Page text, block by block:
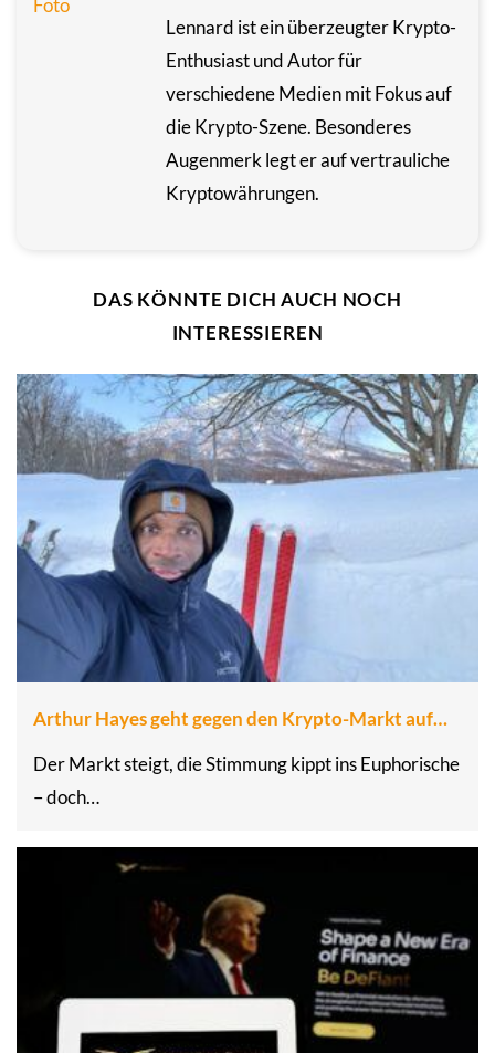
Lennard ist ein überzeugter Krypto-
Enthusiast und Autor für
verschiedene Medien mit Fokus auf
die Krypto-Szene. Besonderes
Augenmerk legt er auf vertrauliche
Kryptowährungen.
DAS KÖNNTE DICH AUCH NOCH
INTERESSIEREN
Arthur Hayes geht gegen den Krypto-Markt auf…
Der Markt steigt, die Stimmung kippt ins Euphorische
– doch…